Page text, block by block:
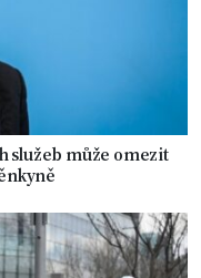
služeb může omezit